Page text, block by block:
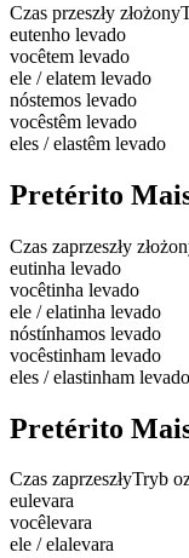
Czas przeszły złożony
eutenho levado
vocêtem levado
ele / elatem levado
nóstemos levado
vocêstêm levado
eles / elastêm levado
Pretérito
Czas zaprzeszły
eutinha levado
vocêtinha levado
ele / elatinha levado
nóstínhamos levado
vocêstinham levado
eles / elastinham levado
Pretérito
Czas zaprzeszłyTryb
eulevara
vocêlevara
ele / elalevara